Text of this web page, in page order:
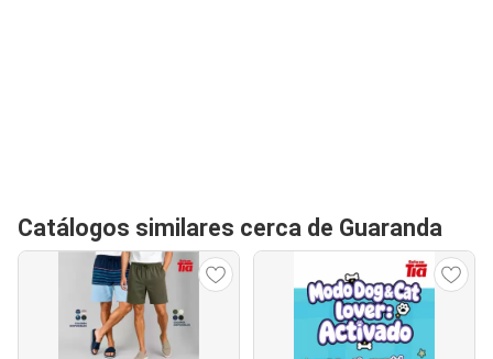
Catálogos similares cerca de Guaranda